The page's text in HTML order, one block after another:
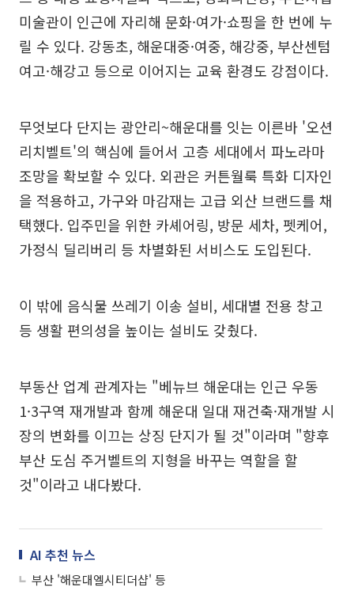
미술관이 인근에 자리해 문화·여가·쇼핑을 한 번에 누
릴 수 있다. 강동초, 해운대중·여중, 해강중, 부산센텀
여고·해강고 등으로 이어지는 교육 환경도 강점이다.
무엇보다 단지는 광안리~해운대를 잇는 이른바 '오션
리치벨트'의 핵심에 들어서 고층 세대에서 파노라마
조망을 확보할 수 있다. 외관은 커튼월룩 특화 디자인
을 적용하고, 가구와 마감재는 고급 외산 브랜드를 채
택했다. 입주민을 위한 카셰어링, 방문 세차, 펫케어,
가정식 딜리버리 등 차별화된 서비스도 도입된다.
이 밖에 음식물 쓰레기 이송 설비, 세대별 전용 창고
등 생활 편의성을 높이는 설비도 갖췄다.
부동산 업계 관계자는 "베뉴브 해운대는 인근 우동
1·3구역 재개발과 함께 해운대 일대 재건축·재개발 시
장의 변화를 이끄는 상징 단지가 될 것"이라며 "향후
부산 도심 주거벨트의 지형을 바꾸는 역할을 할
것"이라고 내다봤다.
AI 추천 뉴스
부산 '해운대엘시티더샵' 등